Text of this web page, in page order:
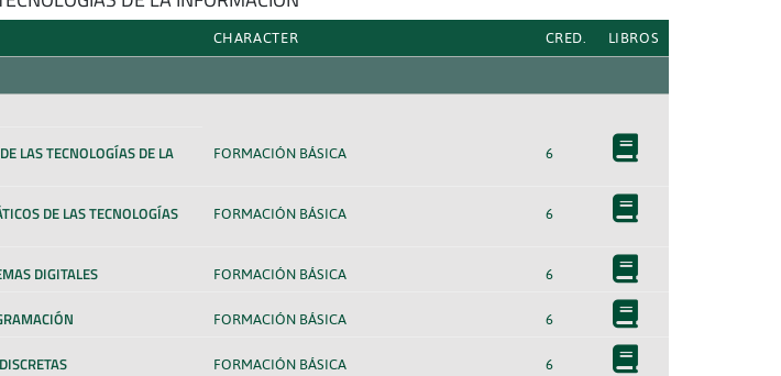
CHARACTER CRED. LIBROS
LAS TECNOLOGÍAS DE LA FORMACIÓN BÁSICA 6
DE LAS TECNOLOGÍAS FORMACIÓN BÁSICA 6
DIGITALES FORMACIÓN BÁSICA 6
FORMACIÓN BÁSICA 6
FORMACIÓN BÁSICA 6